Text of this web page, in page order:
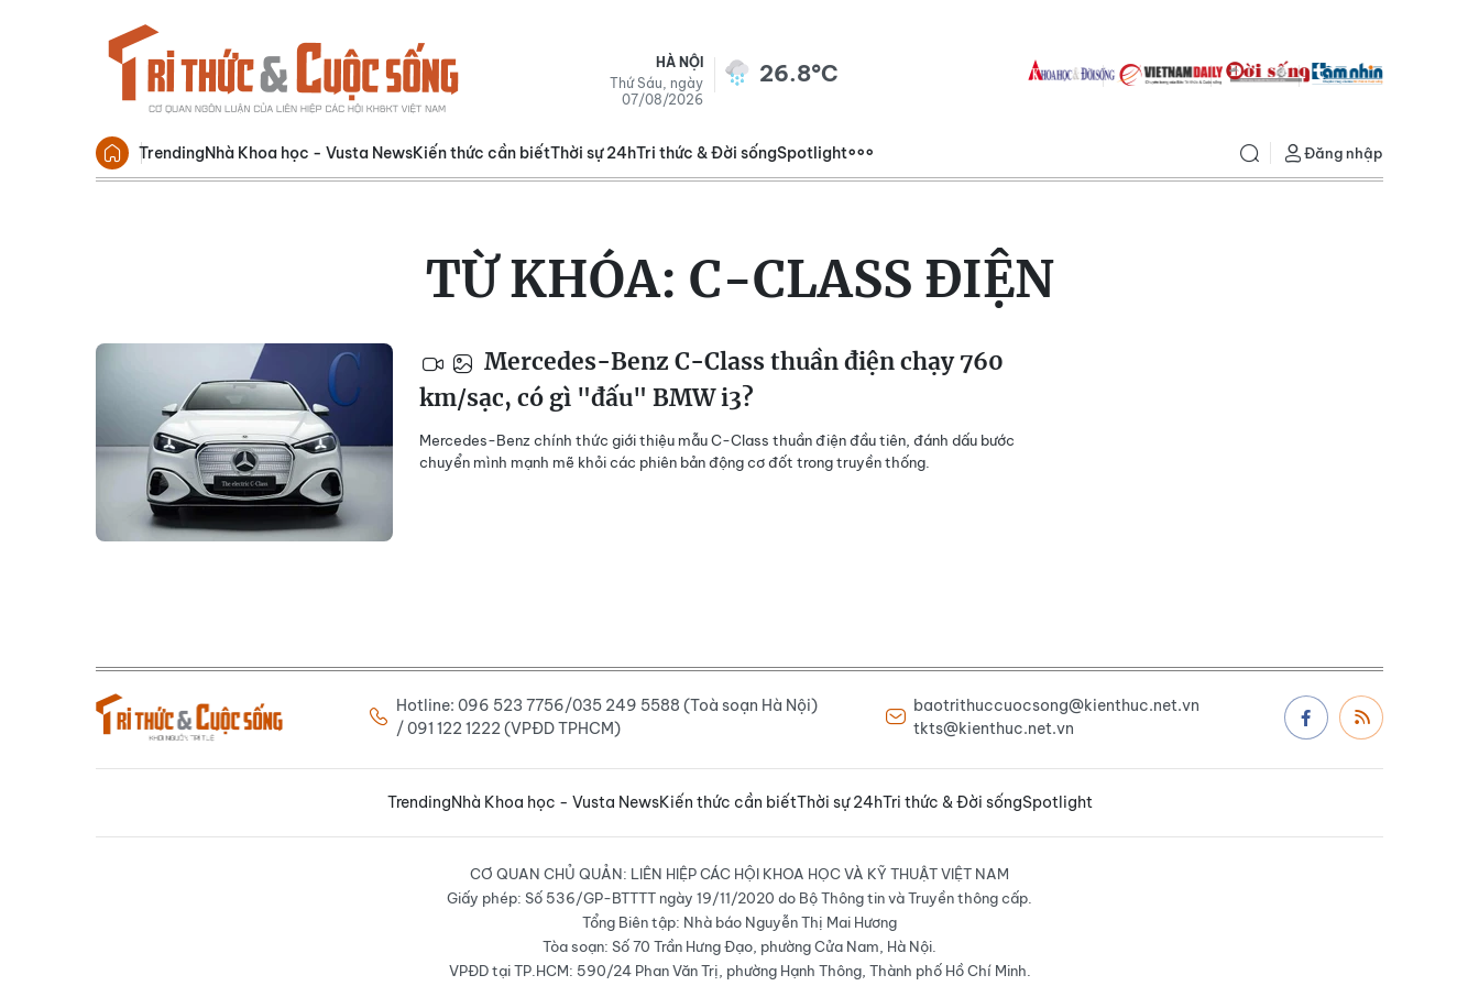
HÀ NỘI
Thứ Sáu, ngày
07/08/2026
26.8°C
TrendingNhà Khoa học - Vusta NewsKiến thức cần biếtThời sự 24hTri thức & Đời sốngSpotlight Đăng nhập
TỪ KHÓA: C-CLASS ĐIỆN
Mercedes-Benz C-Class thuần điện chạy 760
km/sạc, có gì "đấu" BMW i3?
Mercedes-Benz chính thức giới thiệu mẫu C-Class thuần điện đầu tiên, đánh dấu bước
chuyển mình mạnh mẽ khỏi các phiên bản động cơ đốt trong truyền thống.
Hotline: 096 523 7756/035 249 5588 (Toà soạn Hà Nội)
/ 091 122 1222 (VPĐD TPHCM)
baotrithuccuocsong@kienthuc.net.vn
tkts@kienthuc.net.vn
TrendingNhà Khoa học - Vusta NewsKiến thức cần biếtThời sự 24hTri thức & Đời sốngSpotlight
CƠ QUAN CHỦ QUẢN: LIÊN HIỆP CÁC HỘI KHOA HỌC VÀ KỸ THUẬT VIỆT NAM
Giấy phép: Số 536/GP-BTTTT ngày 19/11/2020 do Bộ Thông tin và Truyền thông cấp.
Tổng Biên tập: Nhà báo Nguyễn Thị Mai Hương
Tòa soạn: Số 70 Trần Hưng Đạo, phường Cửa Nam, Hà Nội.
VPĐD tại TP.HCM: 590/24 Phan Văn Trị, phường Hạnh Thông, Thành phố Hồ Chí Minh.